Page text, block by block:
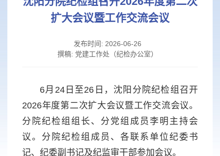
扩大会议暨工作交流会议
发布时间: 2026-06-26
撰稿: 党建工作处（纪检办公室）
6月24日至26日，沈阳分院纪检组召开
2026年度第二次扩大会议暨工作交流会议。
分院纪检组组长、分党组成员李明主持会
议。分院纪检组成员、各联系单位纪委书
记、纪委副书记及纪监审干部参加会议。